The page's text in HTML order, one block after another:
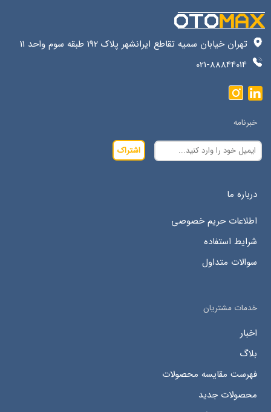
تهران خیابان سمیه تقاطع ایرانشهر پلاک 192 طبقه سوم واحد 11
021-88844014
خبرنامه
اشتراک
درباره ما
اطلاعات حریم خصوصی
شرایط استفاده
سوالات متداول
خدمات مشتریان
اخبار
بلاگ
فهرست مقایسه محصولات
محصولات جدید